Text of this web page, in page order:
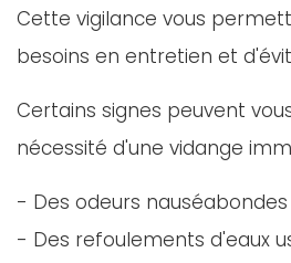
Cette vigilance vous
besoins en entretien et
Certains signes peuvent
nécessité d'une vidange
- Des odeurs
- Des refoulements d'eaux